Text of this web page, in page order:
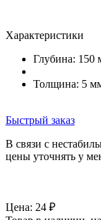
Характеристики
Глубина: 150
Толщина: 5
Быстрый заказ
В связи с
цены уточнять у
Цена: 24 ₽